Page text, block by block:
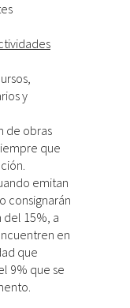
y
de obras
que
emitan
consignarán
15%, a
en
que
9% que se